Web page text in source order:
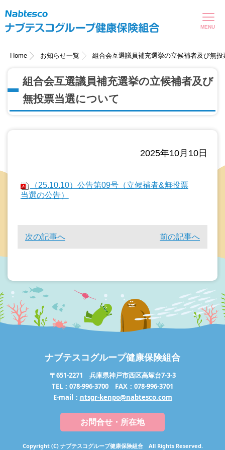
Home お知らせ一覧 組合会互選議員補充選挙の立候補者及び無
組合会互選議員補充選挙の立候補者及び
無投票当選について
2025年10月10日
（25.10.10）公告第09号（立候補者&無投票
当選の公告）
次の記事へ 前の記事へ
ナブテスコグループ健康保険組合
〒651-2271 兵庫県神戸市西区高塚台7-3-3
TEL：078-996-3700 FAX：078-996-3701
E-mail： ntsgr-kenpo@nabtesco.com
お問合せ・所在地
Copyright (C) ナブテスコグループ健康保険組合 All Rights Reserved.